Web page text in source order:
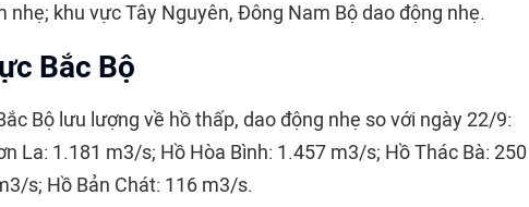
nhẹ; khu vực Tây Nguyên, Đông Nam Bộ dao động nhẹ.
Bắc Bộ
Bộ lưu lượng về hồ thấp, dao động nhẹ so với ngày 22/9:
La: 1.181 m3/s; Hồ Hòa Bình: 1.457 m3/s; Hồ Thác Bà: 250
s; Hồ Bản Chát: 116 m3/s.